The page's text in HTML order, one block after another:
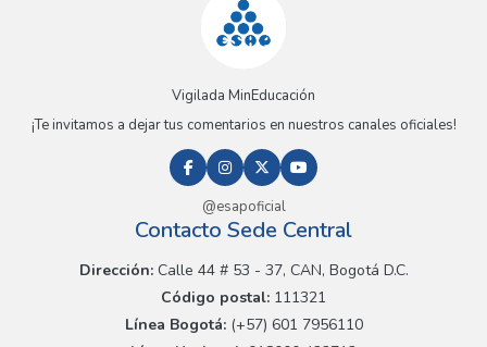
Vigilada MinEducación
¡Te invitamos a dejar tus comentarios en nuestros canales oficiales!
@esapoficial
Contacto Sede Central
Dirección:Calle 44 # 53 - 37, CAN, Bogotá D.C.
Código postal: 111321
Línea Bogotá:(+57) 601 7956110